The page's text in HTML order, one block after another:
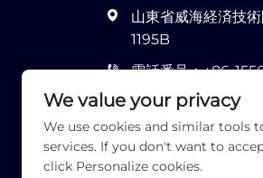
山東省威海経済技
1195B
電話番号：+86-
メールアドレス：
We value your privacy
We use cookies and similar tools
services. If you don't want to
click Personalize cookies.